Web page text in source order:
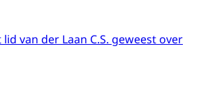
van der Laan C.S. geweest over